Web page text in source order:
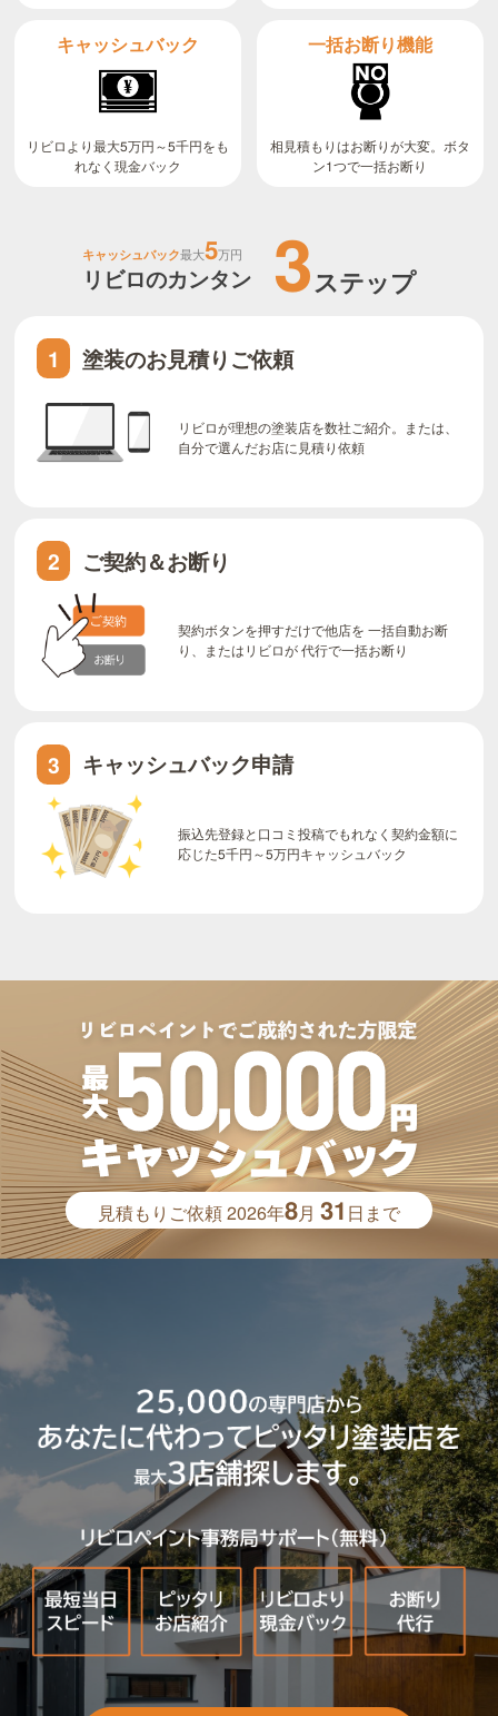
キャッシュバック
リビロより最大5万円～5千円をも
れなく現金バック
一括お断り機能
相見積もりはお断りが大変。ボタ
ン1つで一括お断り
キャッシュバック最大5万円
リビロのカンタン 3ステップ
1 塗装のお見積りご依頼
リビロが理想の塗装店を数社ご紹介。または、
自分で選んだお店に見積り依頼
2 ご契約＆お断り
契約ボタンを押すだけで他店を 一括自動お断
り、またはリビロが 代行で一括お断り
3 キャッシュバック申請
振込先登録と口コミ投稿でもれなく契約金額に
応じた5千円～5万円キャッシュバック
見積もりご依頼2026年8月31 日まで